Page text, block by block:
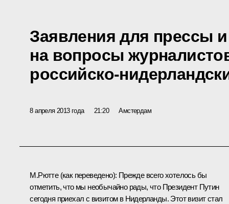
Заявления для прессы
на вопросы
российско-
8 апреля 2013 года 21:20 Амстердам
М.Рютте (как переведено): Прежде всего хотелось бы
отметить, что мы необычайно рады, что Президент Путин
сегодня приехал с визитом в Нидерланды. Этот визит стал